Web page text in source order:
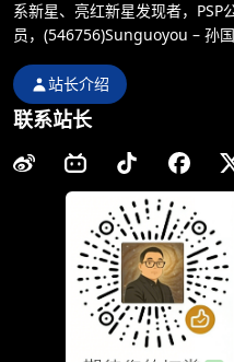
系新星、亮红新星发现者，PSP
员，(546756)Sunguoyou – 孙
站长介绍
联系站长